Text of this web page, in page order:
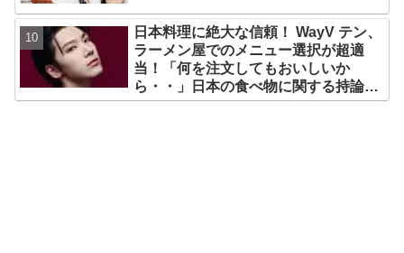
日本料理に絶大な信頼！ WayV テン、
ラーメン屋でのメニュー選択が超適
当！「何を注文してもおいしいか
ら・・」日本の食べ物に関する持論を
明かす